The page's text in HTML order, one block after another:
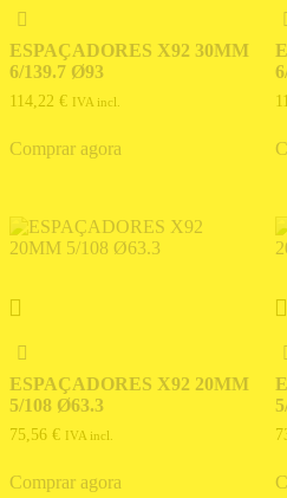
ESPAÇADORES X92 30MM
6/139.7 Ø93
114,22 € IVA incl.
Comprar agora
ESPAÇADORES X92 20MM
5/108 Ø63.3
75,56 € IVA incl.
Comprar agora